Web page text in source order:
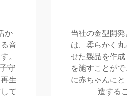
か
音
。
守
生
て
当社の金型開
は、柔らかく
せた製品を作成
を施すことが
に赤ちゃんに
造する